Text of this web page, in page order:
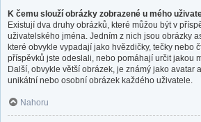
K čemu slouží obrázky zobrazené u mého
Existují dva druhy obrázků, které můžou být v
uživatelského jména. Jedním z nich jsou obrázky
které obvykle vypadají jako hvězdičky, tečky nebo
příspěvků jste odeslali, nebo pomáhají určit jakou
Další, obvykle větší obrázek, je známý jako avatar
unikátní nebo osobní obrázek každého uživatele.
Nahoru